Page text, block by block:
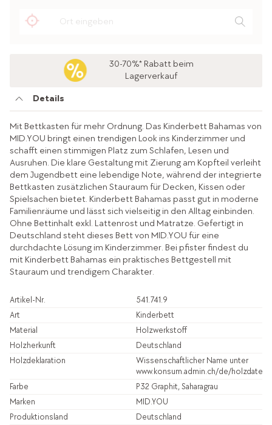
30-70%* Rabatt beim
Lagerverkauf
Details
Mit Bettkasten für mehr Ordnung. Das Kinderbett Bahamas von
MID.YOU bringt einen trendigen Look ins Kinderzimmer und
schafft einen stimmigen Platz zum Schlafen, Lesen und
Ausruhen. Die klare Gestaltung mit Zierung am Kopfteil verleiht
dem Jugendbett eine lebendige Note, während der integrierte
Bettkasten zusätzlichen Stauraum für Decken, Kissen oder
Spielsachen bietet. Kinderbett Bahamas passt gut in moderne
Familienräume und lässt sich vielseitig in den Alltag einbinden.
Ohne Bettinhalt exkl. Lattenrost und Matratze. Gefertigt in
Deutschland steht dieses Bett von MID.YOU für eine
durchdachte Lösung im Kinderzimmer. Bei pfister findest du
mit Kinderbett Bahamas ein praktisches Bettgestell mit
Stauraum und trendigem Charakter.
Artikel-Nr.
541.741.9
Art
Kinderbett
Material
Holzwerkstoff
Holzherkunft
Deutschland
Holzdeklaration
Wissenschaftlicher Name unter
www.konsum.admin.ch/de/
Farbe
P32 Graphit, Saharagrau
Marken
MID.YOU
Produktionsland
Deutschland